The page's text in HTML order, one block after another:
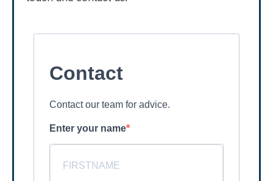
Contact
Contact our team for advice.
Enter your name